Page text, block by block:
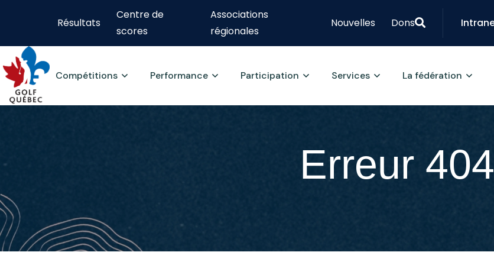
Résultats
Centre de
scores
Associations
régionales
Nouvelles Dons
Compétitions Performance Participation Services La fédération
Erreur 404